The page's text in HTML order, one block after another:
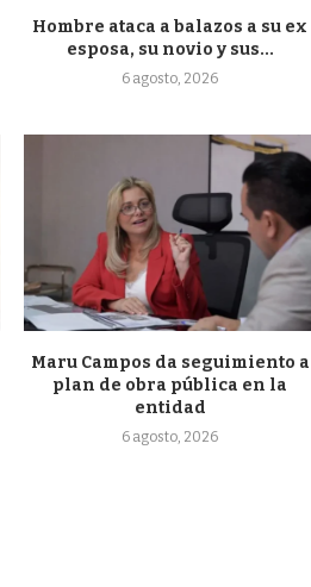
Hombre ataca a balazos a su ex
esposa, su novio y sus...
6 agosto, 2026
Maru Campos da seguimiento a
plan de obra pública en la
entidad
6 agosto, 2026